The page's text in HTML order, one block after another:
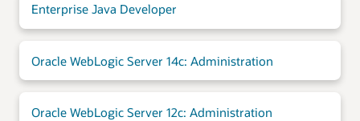
Enterprise Java Developer
Oracle WebLogic Server 14c: Administration
Oracle WebLogic Server 12c: Administration